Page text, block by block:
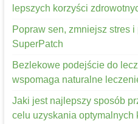
lepszych korzyści
Popraw sen, zmniejsz stres
SuperPatch
Bezlekowe podejście do
wspomaga naturalne
Jaki jest najlepszy sposób
celu uzyskania optymalnych